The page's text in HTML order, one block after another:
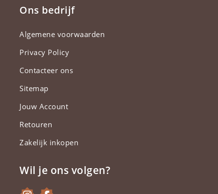
Ons bedrijf
Algemene voorwaarden
Privacy Policy
Contacteer ons
Sitemap
Jouw Account
Retouren
Zakelijk inkopen
Wil je ons volgen?